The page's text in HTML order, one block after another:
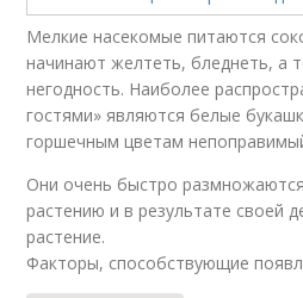
Мелкие насекомые питаются
начинают желтеть, бледнеть, а
негодность. Наиболее
гостями» являются белые
горшечным цветам
Они очень быстро
растению и в результате своей
растение.
Факторы, способствующие